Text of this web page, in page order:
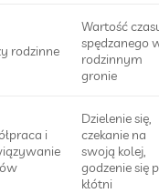
rodzinne
Wartość
spędzanego
rodzinnym
gronie
i
Dzielenie się,
czekanie na
swoją kolej,
godzenie się
kłótni